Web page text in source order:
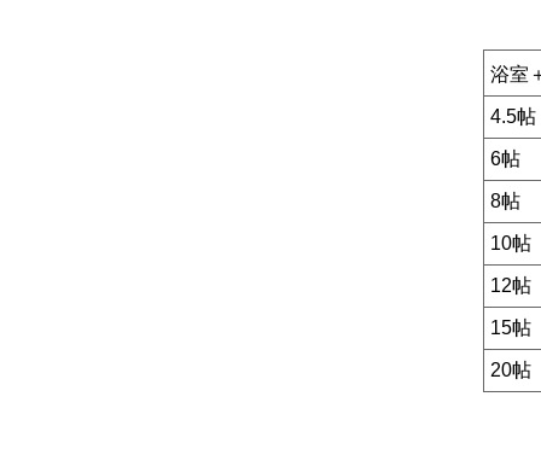
浴室
4.5帖
6帖
8帖
10帖
12帖
15帖
20帖